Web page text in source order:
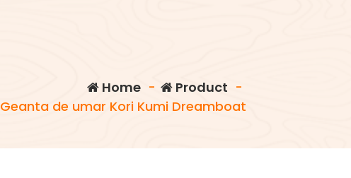
Home - Product -
Geanta de umar Kori Kumi Dreamboat